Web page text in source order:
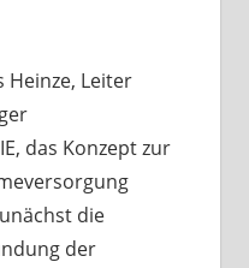
Heinze, Leiter
das Konzept zur
die
der